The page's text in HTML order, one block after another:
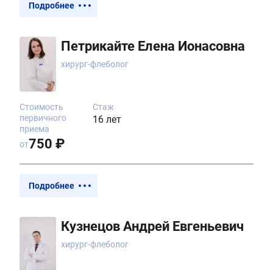
Подробнее
Петрикайте Елена Ионасовна
хирург-флеболог
Стаж
16 лет
Стоимость
первичного
приема
от750 ₽
Подробнее
Кузнецов Андрей Евгеньевич
хирург-флеболог